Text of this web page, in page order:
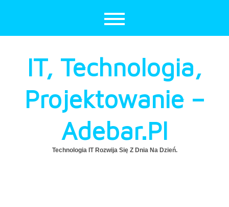
IT, Technologia,
Projektowanie –
Adebar.pl
Technologia IT Rozwija Się Z Dnia Na Dzień.